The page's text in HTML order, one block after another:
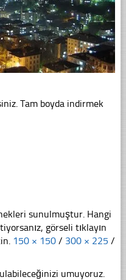
Tam boyda indirmek
sunulmuştur. Hangi
görseli tıklayın
150 × 150 / 300 × 225 /
umuyoruz.